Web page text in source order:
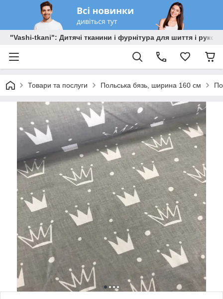
"Vashi-tkani": Дитячі тканини і фурнітура для шиття і
Товари та послуги Польська бязь, ширина 160 см